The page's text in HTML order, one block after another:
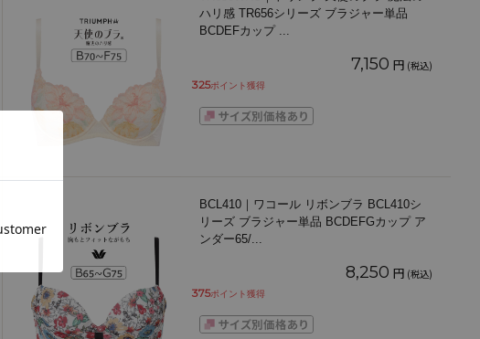
ハリ感 TR656シリーズ ブラジャー単品
BCDEFカップ ...
7,150 円 (税込)
325ポイント獲得
BCL410｜ワコール リボンブラ BCL410シ
リーズ ブラジャー単品 BCDEFGカップ ア
ンダー65/...
8,250 円 (税込)
375ポイント獲得